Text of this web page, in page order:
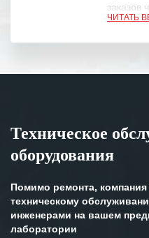
заказов
Мы
ЧИТАТЬ
Техническое
оборудования
Помимо ремонта, компания
техническому
инженерами на вашем
лаборатории